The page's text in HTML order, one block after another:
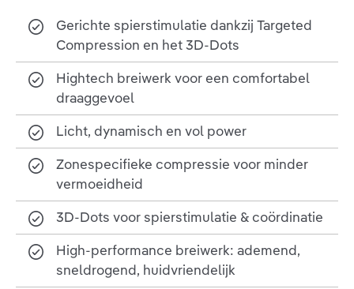
Gerichte spierstimulatie dankzij Targeted
Compression en het 3D-Dots
Hightech breiwerk voor een comfortabel
draaggevoel
Licht, dynamisch en vol power
Zonespecifieke compressie voor minder
vermoeidheid
3D-Dots voor spierstimulatie & coördinatie
High-performance breiwerk: ademend,
sneldrogend, huidvriendelijk